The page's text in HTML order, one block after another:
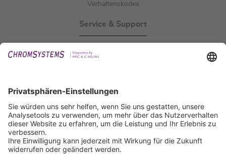
Verhaltenskodex
Service & Support
IFU anfordern
Zertifizierungen